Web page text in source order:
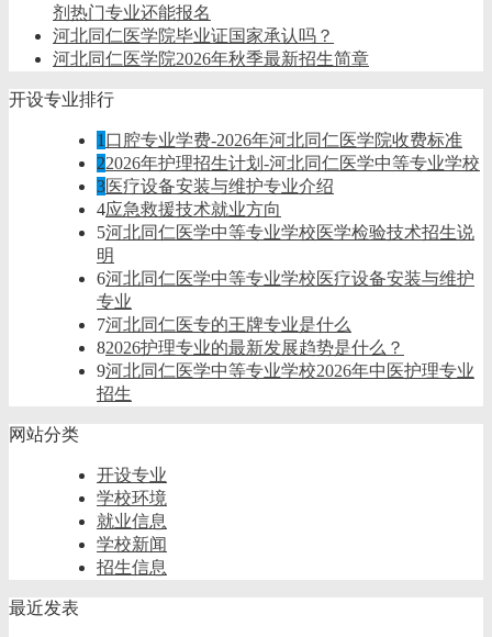
剂热门专业还能报名
河北同仁医学院毕业证国家承认吗？
河北同仁医学院2026年秋季最新招生简章
开设专业排行
1 口腔专业学费-2026年河北同仁医学院收费标准
22026年护理招生计划-河北同仁医学中等专业学校
3医疗设备安装与维护专业介绍
4应急救援技术就业方向
5河北同仁医学中等专业学校医学检验技术招生说
明
6河北同仁医学中等专业学校医疗设备安装与维护
专业
7河北同仁医专的王牌专业是什么
82026护理专业的最新发展趋势是什么？
9河北同仁医学中等专业学校2026年中医护理专业
招生
网站分类
开设专业
学校环境
就业信息
学校新闻
招生信息
最近发表